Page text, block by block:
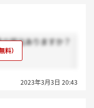
提出ありますか？
2023年3月3日 20:43